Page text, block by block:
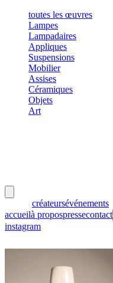
toutes les œuvres
Lampes
Lampadaires
Appliques
Suspensions
Mobilier
Assises
Céramiques
Objets
Art
créateursévénements
accueilà propospressecontact
instagram